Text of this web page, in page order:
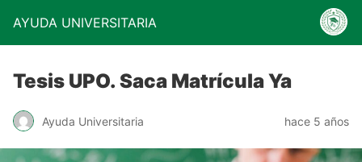
AYUDA UNIVERSITARIA
Tesis UPO. Saca Matrícula Ya
Ayuda Universitaria hace 5 años